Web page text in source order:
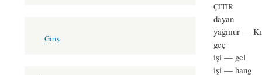
ÇITIR
dayan
yağmur —
geç
işi — gel
işi — hang
account
Giriş